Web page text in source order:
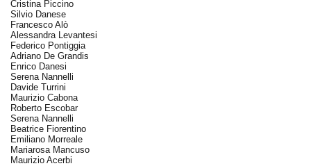
Cristina Piccino
Silvio Danese
Francesco Alò
Alessandra Levantesi
Federico Pontiggia
Adriano De Grandis
Enrico Danesi
Serena Nannelli
Davide Turrini
Maurizio Cabona
Roberto Escobar
Serena Nannelli
Beatrice Fiorentino
Emiliano Morreale
Mariarosa Mancuso
Maurizio Acerbi